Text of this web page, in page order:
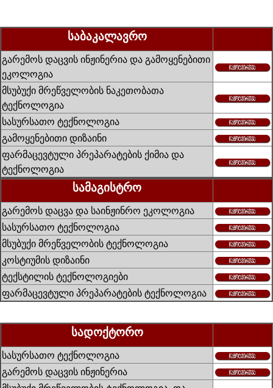
საბაკალავრო
გარემოს დაცვის ინჟინერია და გამოყენებითი
ეკოლოგია
მსუბუქი მრეწველობის ნაკეთობათა
ტექნოლოგია
სასურსათო ტექნოლოგია
გამოყენებითი დიზაინი
ფარმაცევტული პრეპარატების ქიმია და
ტექნოლოგია
სამაგისტრო
გარემოს დაცვა და საინჟინრო ეკოლოგია
სასურსათო ტექნოლოგია
მსუბუქი მრეწველობის ტექნოლოგია
კოსტიუმის დიზაინი
ტექსტილის ტექნოლოგიები
ფარმაცევტული პრეპარატების ტექნოლოგია
სადოქტორო
სასურსათო ტექნოლოგია
გარემოს დაცვის ინჟინერია